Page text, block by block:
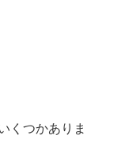
くつかありま